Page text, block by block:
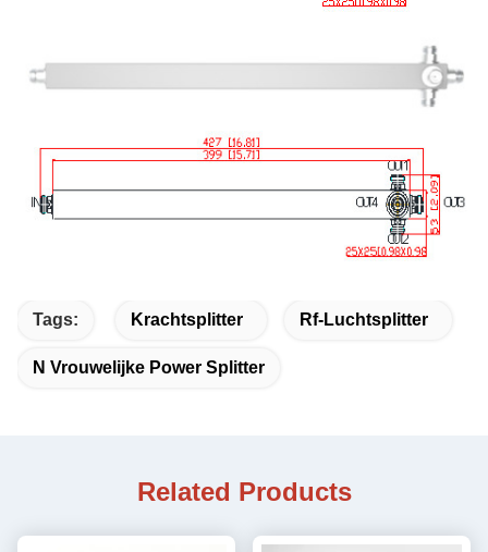
Tags: Krachtsplitter Rf-Luchtsplitter
N Vrouwelijke Power Splitter
Related Products